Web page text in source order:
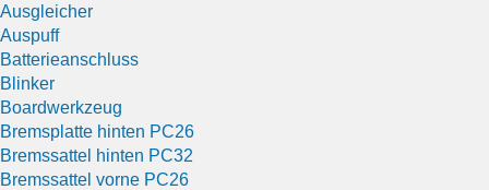
Ausgleicher
Auspuff
Batterieanschluss
Blinker
Boardwerkzeug
Bremsplatte hinten PC26
Bremssattel hinten PC32
Bremssattel vorne PC26